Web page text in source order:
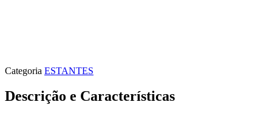
Categoria ESTANTES
Descrição e Características